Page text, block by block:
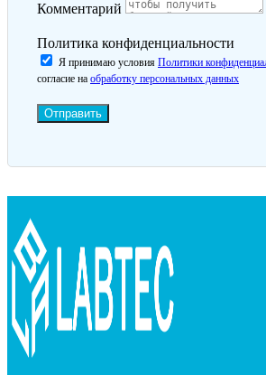
Комментарий
Политика конфиденциальности
Я принимаю условия Политики
согласие на обработку персональных данных
Отправить